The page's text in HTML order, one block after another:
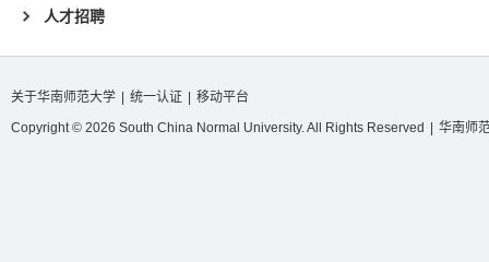
人才招聘
关于华南师范大学 统一认证
移动平台
Copyright © 2026 South China Normal University. All Rights Reserved
华南师